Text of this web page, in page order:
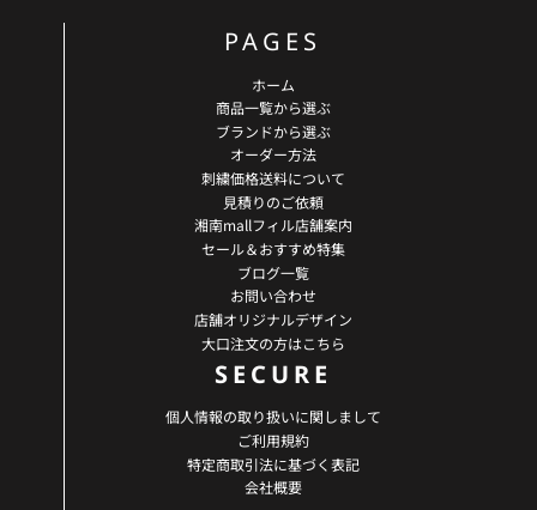
PAGES
ホーム
商品一覧から選ぶ
ブランドから選ぶ
オーダー方法
刺繍価格送料について
見積りのご依頼
湘南mallフィル店舗案内
セール＆おすすめ特集
ブログ一覧
お問い合わせ
店舗オリジナルデザイン
大口注文の方はこちら
SECURE
個人情報の取り扱いに関しまして
ご利用規約
特定商取引法に基づく表記
会社概要